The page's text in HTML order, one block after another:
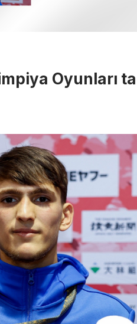
Oyunları